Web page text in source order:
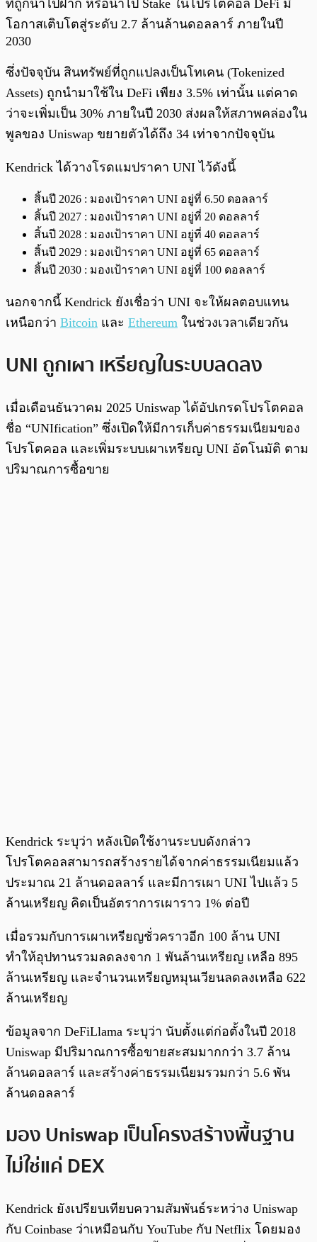
ที่ถูกนำไปฝาก หรือนำไป Stake ในโปรโตคอล DeFi มี
โอกาสเติบโตสู่ระดับ 2.7 ล้านล้านดอลลาร์ ภายในปี
2030
ซึ่งปัจจุบัน สินทรัพย์ที่ถูกแปลงเป็นโทเคน (Tokenized
Assets) ถูกนำมาใช้ใน DeFi เพียง 3.5% เท่านั้น แต่คาด
ว่าจะเพิ่มเป็น 30% ภายในปี 2030 ส่งผลให้สภาพคล่องใน
พูลของ Uniswap ขยายตัวได้ถึง 34 เท่าจากปัจจุบัน
Kendrick ได้วางโรดแมปราคา UNI ไว้ดังนี้
สิ้นปี 2026 : มองเป้าราคา UNI อยู่ที่ 6.50 ดอลลาร์
สิ้นปี 2027 : มองเป้าราคา UNI อยู่ที่ 20 ดอลลาร์
สิ้นปี 2028 : มองเป้าราคา UNI อยู่ที่ 40 ดอลลาร์
สิ้นปี 2029 : มองเป้าราคา UNI อยู่ที่ 65 ดอลลาร์
สิ้นปี 2030 : มองเป้าราคา UNI อยู่ที่ 100 ดอลลาร์
นอกจากนี้ Kendrick ยังเชื่อว่า UNI จะให้ผลตอบแทน
เหนือกว่า Bitcoin และ Ethereum ในช่วงเวลาเดียวกัน
UNI ถูกเผา เหรียญในระบบลดลง
เมื่อเดือนธันวาคม 2025 Uniswap ได้อัปเกรดโปรโตคอล
ชื่อ “UNIfication” ซึ่งเปิดให้มีการเก็บค่าธรรมเนียมของ
โปรโตคอล และเพิ่มระบบเผาเหรียญ UNI อัตโนมัติ ตาม
ปริมาณการซื้อขาย
Kendrick ระบุว่า หลังเปิดใช้งานระบบดังกล่าว
โปรโตคอลสามารถสร้างรายได้จากค่าธรรมเนียมแล้ว
ประมาณ 21 ล้านดอลลาร์ และมีการเผา UNI ไปแล้ว 5
ล้านเหรียญ คิดเป็นอัตราการเผาราว 1% ต่อปี
เมื่อรวมกับการเผาเหรียญชั่วคราวอีก 100 ล้าน UNI
ทำให้อุปทานรวมลดลงจาก 1 พันล้านเหรียญ เหลือ 895
ล้านเหรียญ และจำนวนเหรียญหมุนเวียนลดลงเหลือ 622
ล้านเหรียญ
ข้อมูลจาก DeFiLlama ระบุว่า นับตั้งแต่ก่อตั้งในปี 2018
Uniswap มีปริมาณการซื้อขายสะสมมากกว่า 3.7 ล้าน
ล้านดอลลาร์ และสร้างค่าธรรมเนียมรวมกว่า 5.6 พัน
ล้านดอลลาร์
มอง Uniswap เป็นโครงสร้างพื้นฐาน
ไม่ใช่แค่ DEX
Kendrick ยังเปรียบเทียบความสัมพันธ์ระหว่าง Uniswap
กับ Coinbase ว่าเหมือนกับ YouTube กับ Netflix โดยมอง